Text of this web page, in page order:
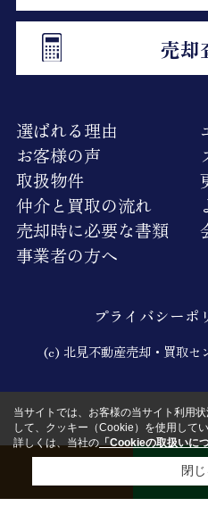
売却
選ばれる理由
お客様の声
取扱物件
仲介と買取の流れ
売却時に必要な書類
事業者の方へ
プライバシーポ
(c) 北見不動産売却・買取セ
当サイトでは、お客様の当サイト利用
して、クッキー（Cookie）を使用してい
詳しくは、当社の「Cookieの取扱いに
閉じ